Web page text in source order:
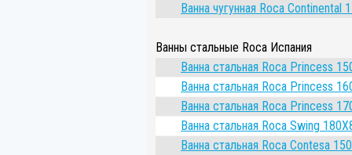
Ванна чугунная Roca Continental
Ванны стальные Roca Испания
Ванна стальная Roca Princess
Ванна стальная Roca Princess
Ванна стальная Roca Princess
Ванна стальная Roca Swing
Ванна стальная Roca Contesa